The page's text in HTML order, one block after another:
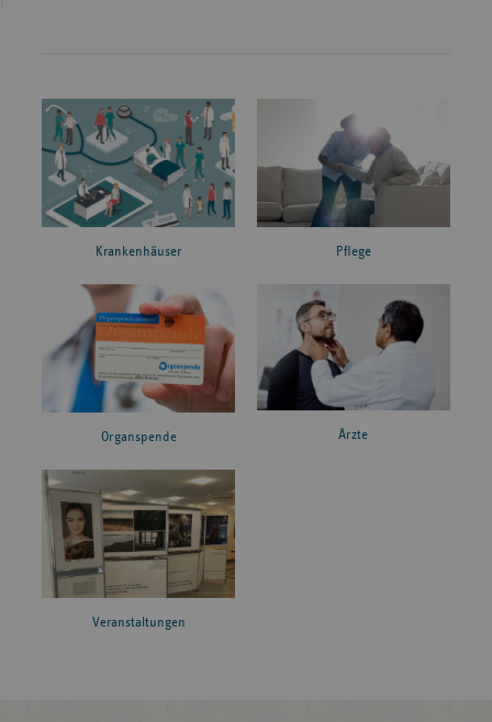
Krankenhäuser Pflege
Organspende Ärzte
Veranstaltungen